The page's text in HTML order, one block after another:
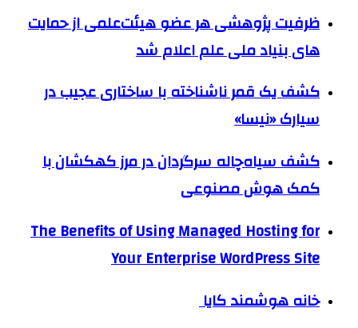
ظرفیت پژوهشی هر عضو هیئت‌علمی از حمایت
های بنیاد ملی علم اعلام شد
کشف یک قمر ناشناخته با ساختاری عجیب در
سیارک «نیسا»
کشف سیاه‌چاله سرگردان در مرز کهکشان با
کمک هوش مصنوعی
The Benefits of Using Managed Hosting for
Your Enterprise WordPress Site
خانه هوشمند کایا